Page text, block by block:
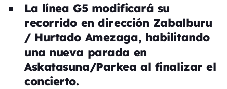
La línea G5 modificará su
recorrido en dirección Zabalburu
/ Hurtado Amezaga, habilitando
una nueva parada en
Askatasuna/Parkea al finalizar el
concierto.